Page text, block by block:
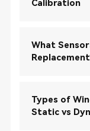
Calibration
What
Types of
Static vs